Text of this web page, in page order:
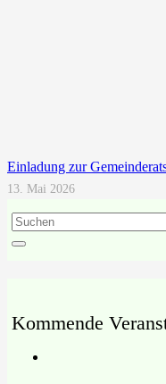
Einladung zur
13. Mai 2026
Kommende